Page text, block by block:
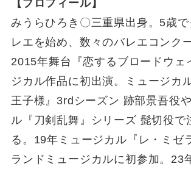
【プロフィール】
みうらひろき〇三重県出身。5歳
レエを始め、数々のバレエコンク
2015年舞台『恋するブロードウェ
ジカル作品に初出演。ミュージカ
王子様』3rdシーズン 跡部景吾役
ル『刀剣乱舞』シリーズ 髭切役で
る。19年ミュージカル『レ・ミゼ
ランドミュージカルに初参加。23